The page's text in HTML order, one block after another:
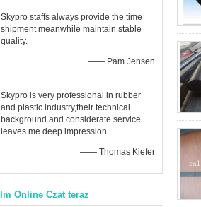
Skypro staffs always provide the time
shipment meanwhile maintain stable
quality.
—— Pam Jensen
Skypro is very professional in rubber
and plastic industry,their technical
background and considerate service
leaves me deep impression.
—— Thomas Kiefer
Im Online Czat teraz